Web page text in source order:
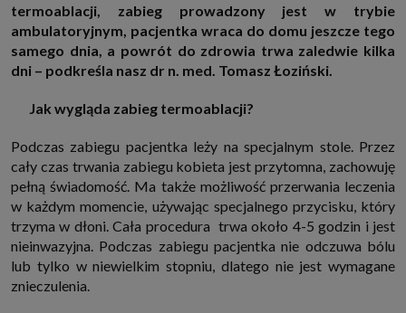
2. Masz również prawo żądania dostępu do Twoich danych osobowych, ich
sprostowania, usunięcia lub ograniczenia przetwarzania, prawo do
przeniesienia danych, wyrażenia sprzeciwu wobec przetwarzania danych
oraz prawo do wniesienia skargi do organu nadzorczego, którym w Polsce
jest Prezes Urzędu Ochrony Danych Osobowych.
znajdziesz dodatkowe informacje dotyczące przetwarzania danych i
termoablacji, zabieg prowadzony jest w trybie
ambulatoryjnym, pacjentka wraca do domu jeszcze tego
samego dnia, a powrót do zdrowia trwa zaledwie kilka
dni – podkreśla nasz dr n. med. Tomasz Łoziński.
Jak wygląda zabieg termoablacji?
Podczas zabiegu pacjentka leży na specjalnym stole. Przez
cały czas trwania zabiegu kobieta jest przytomna, zachowuję
pełną świadomość. Ma także możliwość przerwania leczenia
w każdym momencie, używając specjalnego przycisku, który
trzyma w dłoni. Cała procedura trwa około 4-5 godzin i jest
nieinwazyjna. Podczas zabiegu pacjentka nie odczuwa bólu
lub tylko w niewielkim stopniu, dlatego nie jest wymagane
znieczulenia.